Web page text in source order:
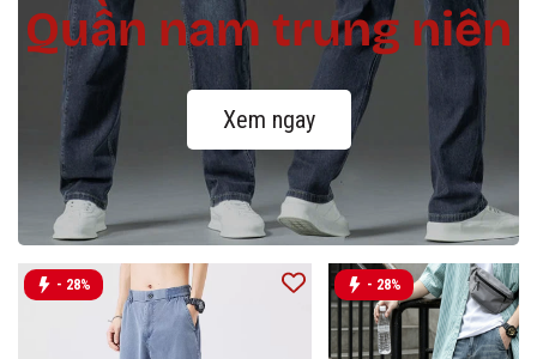
- 28% - 28%
Quần nam trung niên
Xem ngay